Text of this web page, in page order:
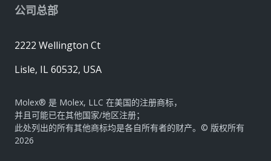
公司总部
2222 Wellington Ct
Lisle, IL 60532, USA
Molex® 是 Molex, LLC 在美国的注册商标，
并且可能已在其他国家/地区注册；
此处列出的所有其他商标均是各自所有者的财产。© 版权所有
2026